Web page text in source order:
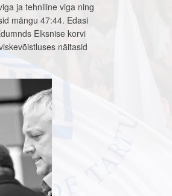
ja tehniline viga ning
mängu 47:44. Edasi
Elksnise korvi
näitasid